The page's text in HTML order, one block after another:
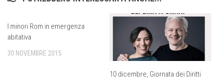
I minori Rom in emergenza
abitativa
30 NOVEMBRE 2015
10 dicembre, Giornata dei Diritti